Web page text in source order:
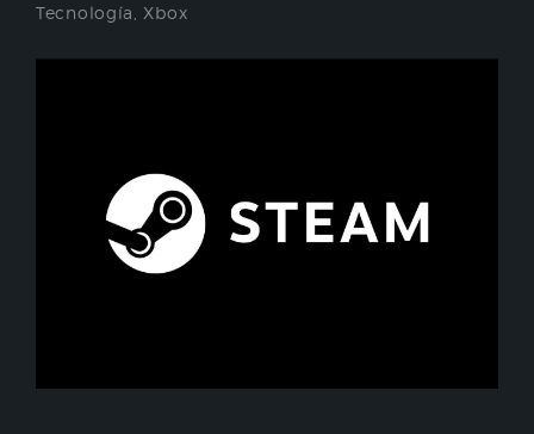
Tecnología
Xbox